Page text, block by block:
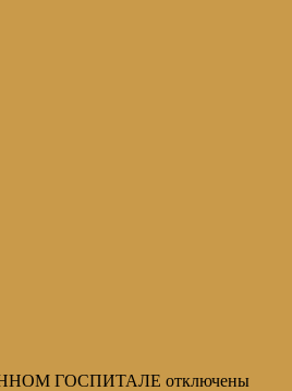
ГОСПИТАЛЕ отключены